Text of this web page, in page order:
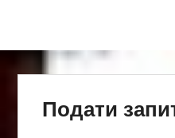
Подати